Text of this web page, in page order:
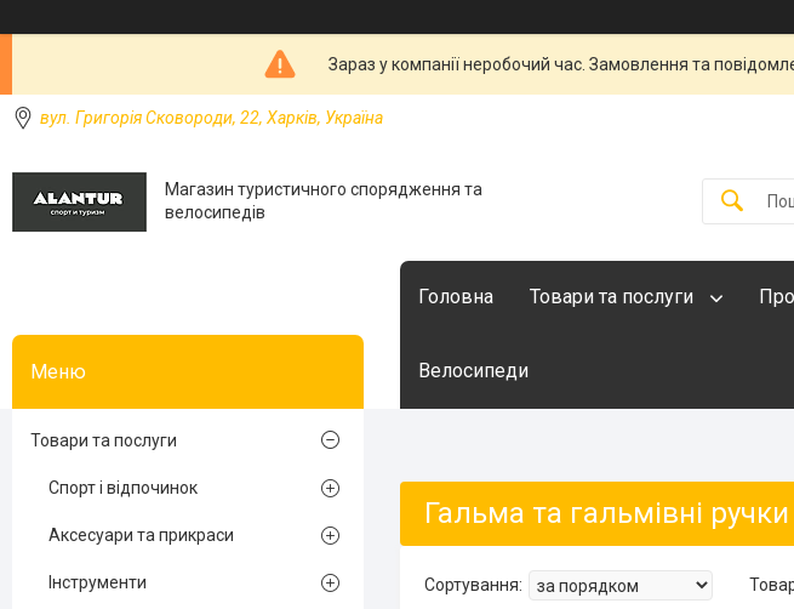
Зараз у компанії неробочий час. Замовлення та
вул. Григорія Сковороди, 22, Харків, Україна
Магазин туристичного спорядження та
велосипедів
Головна Товари та послуги
Велосипеди
Гальма та гальмівні ручки
Товари та послуги
Спорт і відпочинок
Аксесуари та прикраси
Інструменти